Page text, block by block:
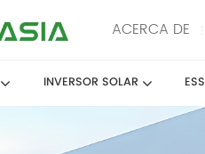
ACERCA DE
INVERSOR SOLAR ESS